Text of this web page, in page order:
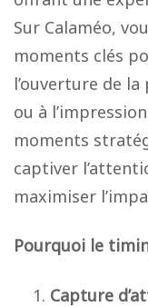
Sur Calaméo,
moments clés
l’ouverture de
ou à
moments
captiver
maximiser
Pourquoi le
Capture